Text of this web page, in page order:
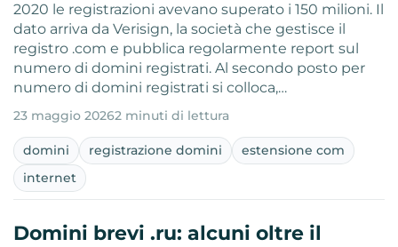
2020 le registrazioni avevano superato i 150 milioni. Il
dato arriva da Verisign, la società che gestisce il
registro .com e pubblica regolarmente report sul
numero di domini registrati. Al secondo posto per
numero di domini registrati si colloca,…
23 maggio 20262 minuti di lettura
domini registrazione domini
estensione com
internet
Domini brevi .ru: alcuni oltre il